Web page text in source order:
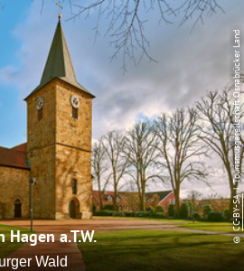
a.T.W.
Wald
©
CC-BY-SA
| Tourismusgesellschaft Osnabrücker Land